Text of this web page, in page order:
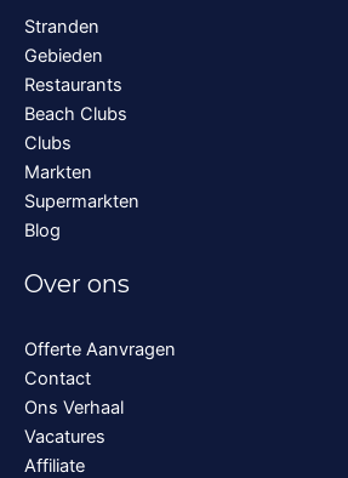
Stranden
Gebieden
Restaurants
Beach Clubs
Clubs
Markten
Supermarkten
Blog
Over ons
Offerte Aanvragen
Contact
Ons Verhaal
Vacatures
Affiliate